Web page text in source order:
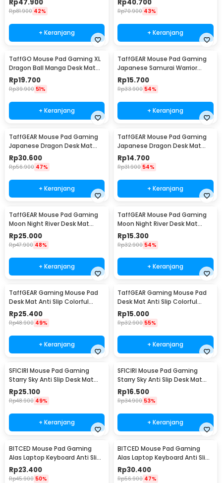
Rp47.900
Rp81.900 42%
+ Keranjang
Rp40.700
Rp70.900 43%
+ Keranjang
TaffGO Mouse Pad Gaming XL
Dragon Ball Manga Desk Mat
800x400x2mm - WXDBZ
Rp19.700
Rp39.900 51%
+ Keranjang
TaffGEAR Mouse Pad Gaming
Japanese Samurai Warrior
Desk Mat 800x300x2mm - MR19
Rp15.700
Rp33.900 54%
+ Keranjang
TaffGEAR Mouse Pad Gaming
Japanese Dragon Desk Mat
900x400x3mm - M34
Rp30.600
Rp56.900 47%
+ Keranjang
TaffGEAR Mouse Pad Gaming
Japanese Dragon Desk Mat
700x300x2mm - M34
Rp14.700
Rp31.900 54%
+ Keranjang
TaffGEAR Mouse Pad Gaming
Moon Night River Desk Mat
900x400x2mm - YL-505
Rp25.000
Rp47.900 48%
+ Keranjang
TaffGEAR Mouse Pad Gaming
Moon Night River Desk Mat
800x300x2mm - YL-505
Rp15.300
Rp32.900 54%
+ Keranjang
TaffGEAR Gaming Mouse Pad
Desk Mat Anti Slip Colorful
Polygonal 900x400x2mm - LM-
980
Rp25.400
Rp48.900 49%
+ Keranjang
TaffGEAR Gaming Mouse Pad
Desk Mat Anti Slip Colorful
Polygonal 800x300x2mm - LM-
980
Rp15.000
Rp32.900 55%
+ Keranjang
SFICIRI Mouse Pad Gaming
Starry Sky Anti Slip Desk Mat
900x400x2mm - SF-980
Rp25.100
Rp48.900 49%
+ Keranjang
SFICIRI Mouse Pad Gaming
Starry Sky Anti Slip Desk Mat
800x300x2mm - SF-980
Rp16.500
Rp34.900 53%
+ Keranjang
BITCED Mouse Pad Gaming
Alas Laptop Keyboard Anti Slip
Desk Mat 300x800x3mm - YL-
700
Rp23.400
Rp45.900 50%
BITCED Mouse Pad Gaming
Alas Laptop Keyboard Anti Slip
Desk Mat 400x900x3mm - YL-
700
Rp30.400
Rp56.900 47%